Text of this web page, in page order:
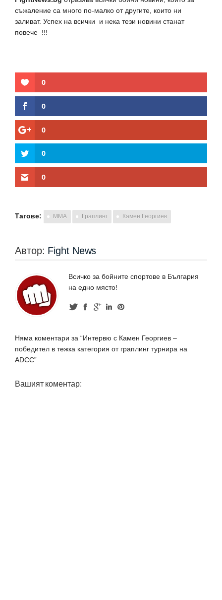
съжаление са много по-малко от другите, които ни
заливат. Успех на всички и нека тези новини станат
повече !!!
0
0
0
0
0
Тагове: MMA Граплинг Камен Георгиев
Автор: Fight News
Всичко за бойните спортове в България
на едно място!
Няма коментари за “Интервю с Камен Георгиев –
победител в тежка категория от граплинг турнира на
ADCC”
Вашият коментар: